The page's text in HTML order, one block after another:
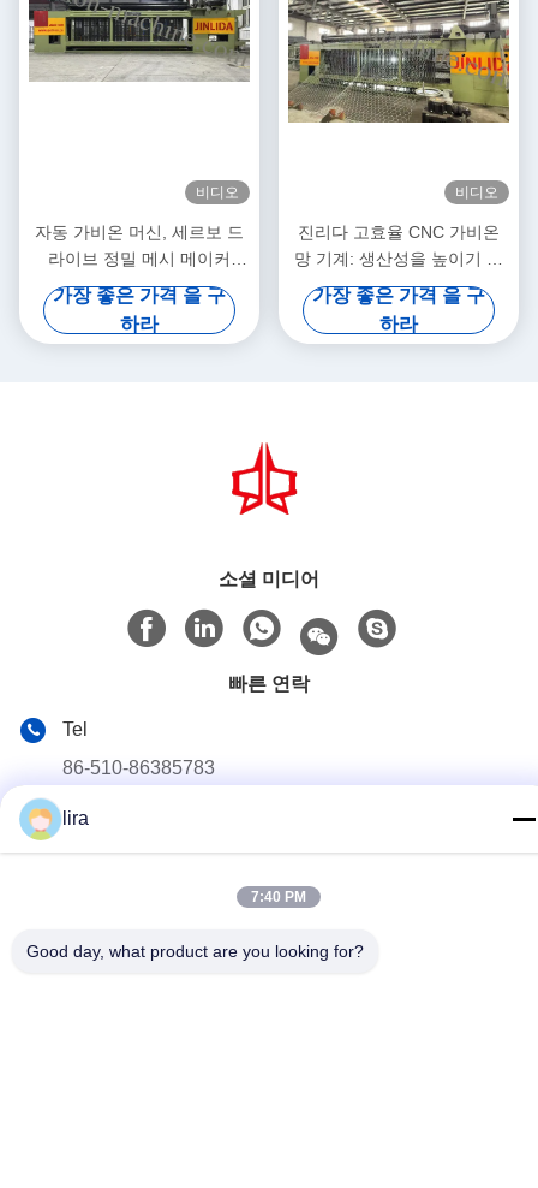
비디오
자동 가비온 머신, 세르보 드
라이브 정밀 메시 메이커
5.3m 최대 너비
가장 좋은 가격 을 구
하라
비디오
진리다 고효율 CNC 가비온
망 기계: 생산성을 높이기 위
해 빠른 출력과 정밀 짜림의
완벽한 조합
가장 좋은 가격 을 구
하라
소셜 미디어
빠른 연락
Tel
86-510-86385783
이메일
sales@gabion.cn
국
lira
7:40 PM
Good day, what product are you looking for?